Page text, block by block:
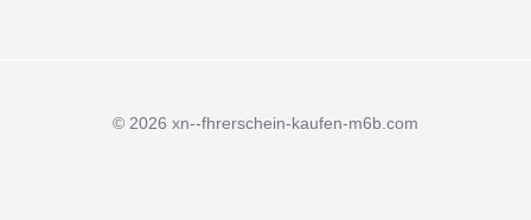
© 2026 xn--fhrerschein-kaufen-m6b.com